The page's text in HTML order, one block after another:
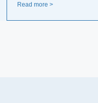
Read more >